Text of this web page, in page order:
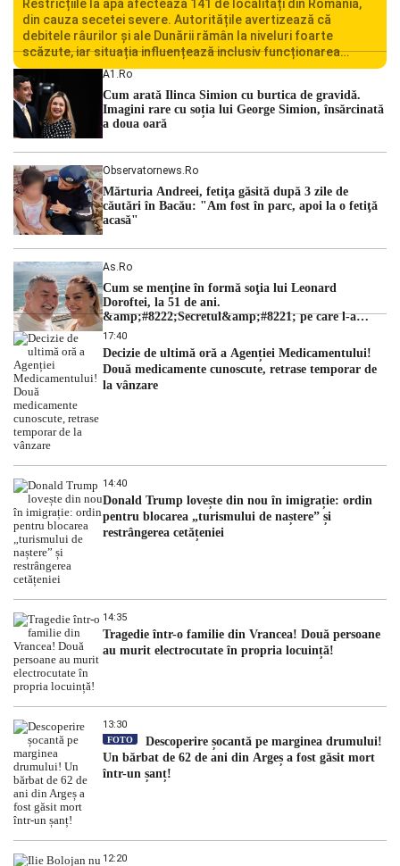
Restricțiile la apă afectează 141 de localități din România,
din cauza secetei severe. Autoritățile avertizează că
debitele râurilor și ale Dunării rămân la niveluri foarte
scăzute, iar situația influențează inclusiv funcționarea
Centralei Nucleare de la Cernavodă. România se confruntă
cu una dintre cele mai dificile perioade din punct de vedere
hidrologic din ultimii ani. Lipsa […]
A1.ro
Cum arată Ilinca Simion cu burtica de gravidă.
Imagini rare cu soția lui George Simion, însărcinată
a doua oară
Observatornews.ro
Mărturia Andreei, fetiţa găsită după 3 zile de
căutări în Bacău: "Am fost în parc, apoi la o fetiţă
acasă"
As.ro
Cum se menţine în formă soţia lui Leonard
Doroftei, la 51 de ani.
&amp;#8222;Secretul&amp;#8221; pe care l-a
dezvăluit
17:40
Decizie de ultimă oră a Agenției Medicamentului!
Două medicamente cunoscute, retrase temporar de
la vânzare
14:40
Donald Trump lovește din nou în imigrație: ordin
pentru blocarea „turismului de naștere” și
restrângerea cetățeniei
14:35
Tragedie într-o familie din Vrancea! Două persoane
au murit electrocutate în propria locuință!
13:30
FOTO
Descoperire șocantă pe marginea drumului!
Un bărbat de 62 de ani din Argeș a fost găsit mort
într-un șanț!
12:20